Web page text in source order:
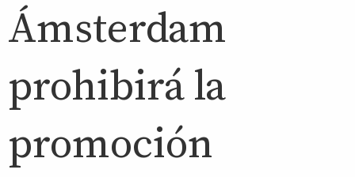
Ámsterdam
prohibirá la
promoción